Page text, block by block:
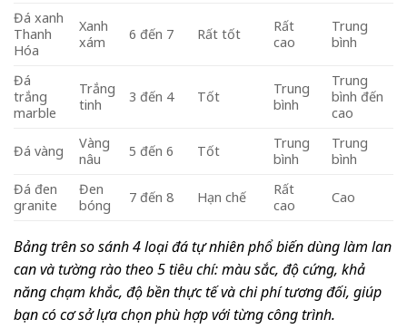
Đá xanh
Thanh
Hóa
Xanh
xám
6 đến 7 Rất tốt
Rất
cao
Trung
bình
Đá
trắng
marble
Trắng
tinh
3 đến 4 Tốt
Trung
bình
Trung
bình đến
cao
Đá vàng
Vàng
nâu
5 đến 6 Tốt
Trung
bình
Trung
bình
Đá đen
granite
Đen
bóng
7 đến 8 Hạn chế
Rất
cao
Cao
Bảng trên so sánh 4 loại đá tự nhiên phổ biến dùng làm lan
can và tường rào theo 5 tiêu chí: màu sắc, độ cứng, khả
năng chạm khắc, độ bền thực tế và chi phí tương đối, giúp
bạn có cơ sở lựa chọn phù hợp với từng công trình.